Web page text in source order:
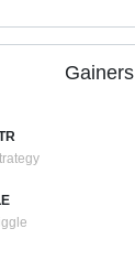
Gainers